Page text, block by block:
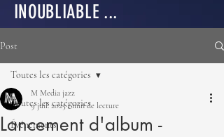
INOUBLIABLE ...
Post
Toutes les catégories
Événements
Toutes les catégories
Lancement d'album -
M Media jazz
9 juil. 2025 1 min de lecture